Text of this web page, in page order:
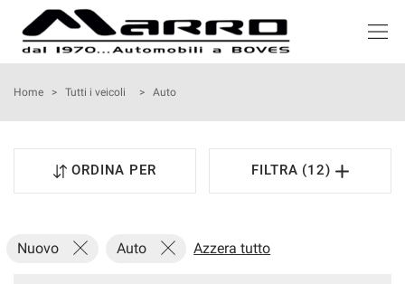
HOME
NOLEGGIO
Home > Tutti i veicoli > Auto
ORDINA PER FILTRA (12)
Nuovo Auto Azzera tutto